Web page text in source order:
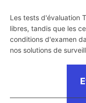
Les tests d'évaluation
libres, tandis que les
conditions d'examen
nos solutions de